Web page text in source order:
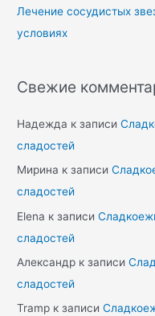
Лечение сосудистых
условиях
Свежие
Надежда к записи
сладостей
Мирина к записи
сладостей
Elena к записи
сладостей
Александр к записи
сладостей
Tramp к записи